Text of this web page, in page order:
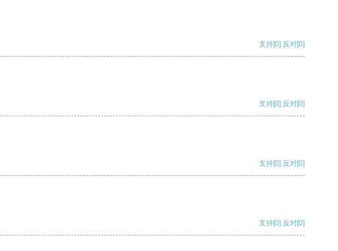
支持[0] 反对[0]
支持[0] 反对[0]
支持[0] 反对[0]
支持[0] 反对[0]